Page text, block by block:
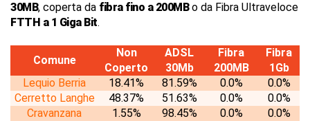
30MB, coperta da fibra fino a 200MBo da Fibra Ultraveloce
FTTH a 1 Giga Bit.
Comune
Non
Coperto
ADSL
30Mb
Fibra
200MB
Fibra
1Gb
Lequio Berria
18.41% 81.59% 0.0%
0.0%
Cerretto Langhe
48.37% 51.63% 0.0%
0.0%
Cravanzana
1.55% 98.45% 0.0%
0.0%